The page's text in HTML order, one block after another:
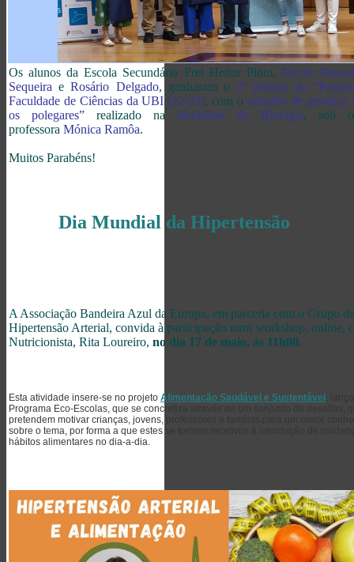
Os alunos da Escola Secundária Frei Heitor Pinto, Nicole
Sequeira eRosário Delgado, ganharam o 2º prémio do
Faculdade de Ciências da UBI (22-23), com o trabalho de genética
os polegares” realizado nadisciplina de Biologia, sob
professora Mónica Ramôa.
Muitos Parabéns!
Dia Mundial da Hipertensão
A Associação Bandeira Azul da Europa, em parceria com o Grupo de
Hipertensão Arterial, convida à participação num workshop, online,
Nutricionista, Rita Loureiro, no dia 17 de maio, às 11h00.
Esta atividade insere-se no projeto Alimentação Saudável e Sustentável
Programa Eco-Escolas, que se concretiza através de um conjunto de desafios,
pretendem motivar crianças, jovens, professores e famílias para um maior
sobre o tema, por forma a que estes se tornem recetivos à introdução de
hábitos alimentares no dia-a-dia.